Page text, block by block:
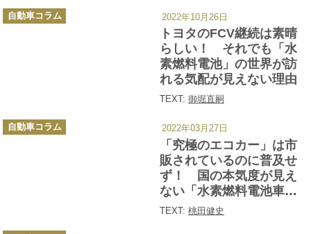
トヨタのFCV継続は素晴
らしい！ それでも「水
素燃料電池」の世界が訪
れる気配が見えない理由
TEXT: 御堀直嗣
カ
テ
自動車コラム 2022年10月26日
「究極のエコカー」は市
販されているのに普及せ
ず！ 国の本気度が見え
ない「水素燃料電池車」
の行方
TEXT: 桃田健史
カ
テ
自動車コラム 2022年03月27日